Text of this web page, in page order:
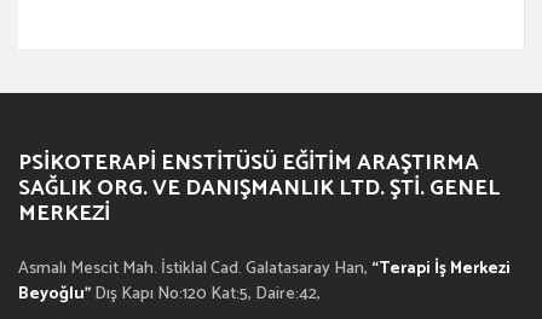
PSIKOTERAPI ENSTITÜSÜ EĞITIM ARAŞTIRMA
SAĞLIK ORG. VE DANIŞMANLIK LTD. ŞTI. GENEL
MERKEZI
Asmalı Mescit Mah. İstiklal Cad. Galatasaray Han, “Terapi İş Merkezi
Beyoğlu”Dış Kapı No:120 Kat:5, Daire:42,